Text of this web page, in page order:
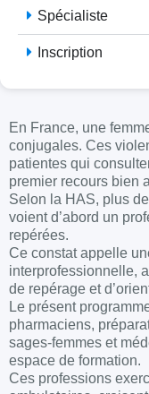
Spécialiste
Inscription
En France, une
conjugales. Ces
patientes qui
premier recours bien
Selon la HAS, plus
voient d’abord un
repérées.
Ce constat appelle
interprofessionnelle,
de repérage et
Le présent
pharmaciens,
sages-femmes et
espace de formation.
Ces professions